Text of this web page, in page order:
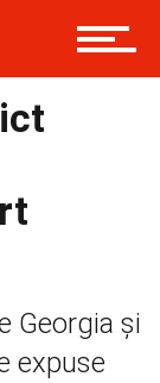
Georgia și
expuse